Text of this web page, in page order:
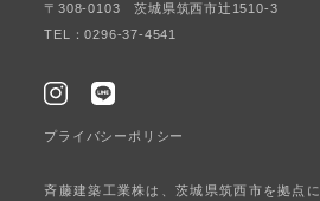
〒308-0103 茨城県筑西市辻1510-3
TEL：0296-37-4541
プライバシーポリシー
斉藤建築工業株は、茨城県筑西市を拠点に